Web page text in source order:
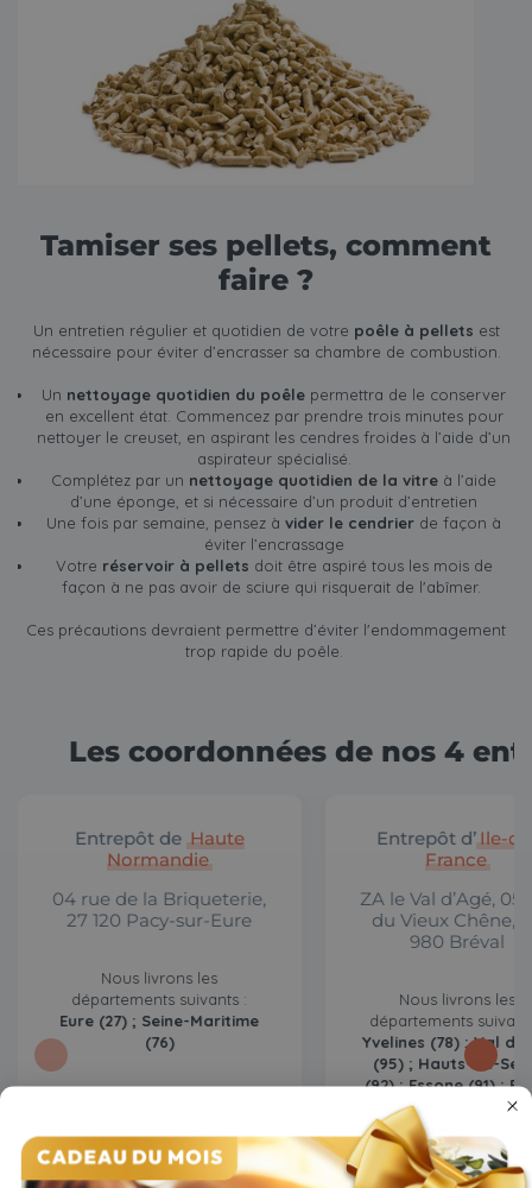
Tamiser ses pellets, comment
faire ?
Un entretien régulier et quotidien de votre poêle à pellets est
nécessaire pour éviter d’encrasser sa chambre de combustion.
Un nettoyage quotidien du poêle permettra de le conserver
en excellent état. Commencez par prendre trois minutes pour
nettoyer le creuset, en aspirant les cendres froides à l’aide d’un
aspirateur spécialisé.
Complétez par un nettoyage quotidien de la vitre à l’aide
d’une éponge, et si nécessaire d’un produit d’entretien
Une fois par semaine, pensez àvider le cendrier de façon à
éviter l’encrassage
Votre réservoir à pellets doit être aspiré tous les mois de
façon à ne pas avoir de sciure qui risquerait de l'abîmer.
Ces précautions devraient permettre d’éviter l'endommagement
trop rapide du poêle.
Les coordonnées de nos 4
Entrepôt de Haute
Normandie
04 rue de la Briqueterie,
27 120 Pacy-sur-Eure
Nous livrons les
départements suivants :
Eure (27) ; Seine-Maritime
(76)
à 17h30 par téléphone ou e-
mail.
Entrepôt d’ Ile-
France
ZA le Val d’Agé, 05
du Vieux Chêne,
980 Bréval
Nous livrons les
départements
Yvelines (78) ; Val
(95) ; Hauts-de-
(92) ; Essone (91) ;
et-Loir (28) ; Seine-
Saint-Denis (93) ;
de-Marne (94) ;
et-Marne (77)